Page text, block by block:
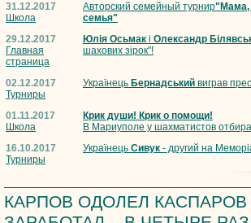
31.12.2017
Школа
Авторский семейный турнир"Мама,
семья"
29.12.2017
Главная
страница
Юлія Осьмак і Олександр
шахових зірок"!
02.12.2017
Турниры
Українець Бернадський виграв
01.11.2017
Школа
Крик души! Крик о помощи!
В Мариуполе у шахматистов
16.10.2017
Турниры
Українець Сивук - другий на
КАРПОВ ОДОЛЕЛ КАСПАРОВ